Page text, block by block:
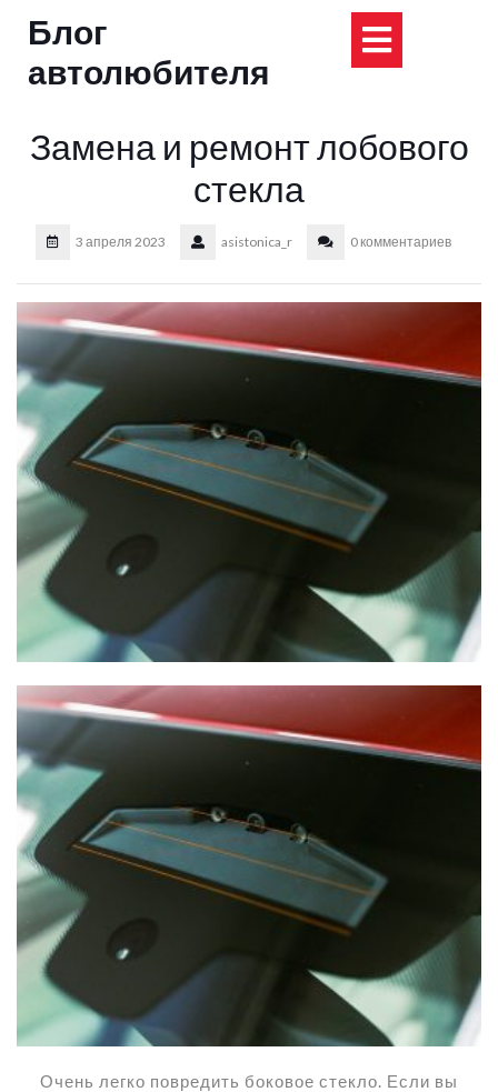
Блог
автолюбителя
Замена и ремонт лобового
стекла
3 апреля 2023 asistonica_r 0 комментариев
Очень легко повредить боковое стекло. Если вы